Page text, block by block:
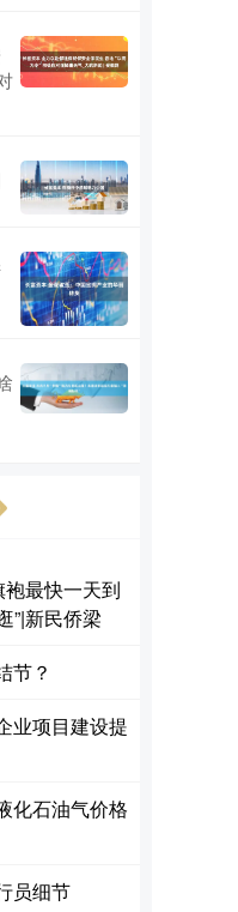
袍最快一天到
”|新民侨梁
节？
业项目建设提
化石油气价格
员细节